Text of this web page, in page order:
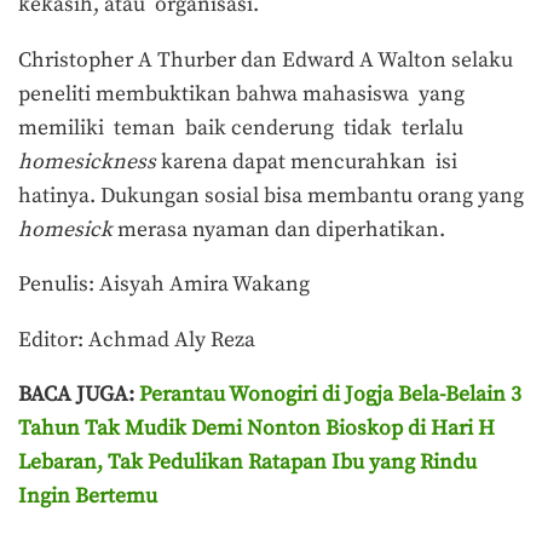
Christopher A Thurberdan Edward A Walton selaku
peneliti membuktikan bahwa mahasiswa yang
memiliki teman baik cenderung tidak terlalu
homesicknesskarena dapat mencurahkan isi
hatinya. Dukungan sosial bisa membantu orang yang
homesickmerasa nyaman dan diperhatikan.
Penulis: Aisyah Amira Wakang
Editor: Achmad Aly Reza
BACA JUGA:Perantau Wonogiri di Jogja Bela-Belain 3
Tahun Tak Mudik Demi Nonton Bioskop di Hari H
Lebaran, Tak Pedulikan Ratapan Ibu yang Rindu
Ingin Bertemu